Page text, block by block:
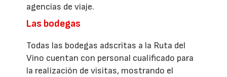
agencias de viaje.
Las bodegas
Todas las bodegas adscritas a la Ruta del
Vino cuentan con personal cualificado para
la realización de visitas, mostrando el